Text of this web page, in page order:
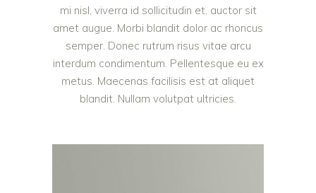
mi nisl, viverra id sollicitudin et, auctor sit
amet augue. Morbi blandit dolor ac rhoncus
semper. Donec rutrum risus vitae arcu
interdum condimentum. Pellentesque eu ex
metus. Maecenas facilisis est at aliquet
blandit. Nullam volutpat ultricies.